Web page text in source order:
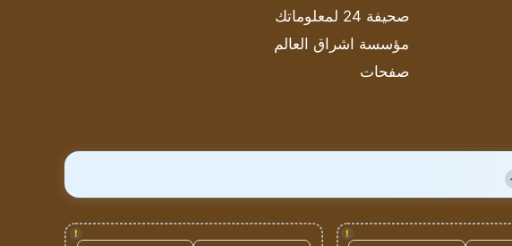
صحيفة 24 لمعلوماتك
مؤسسة اشراق العالم
صفحات
!
!